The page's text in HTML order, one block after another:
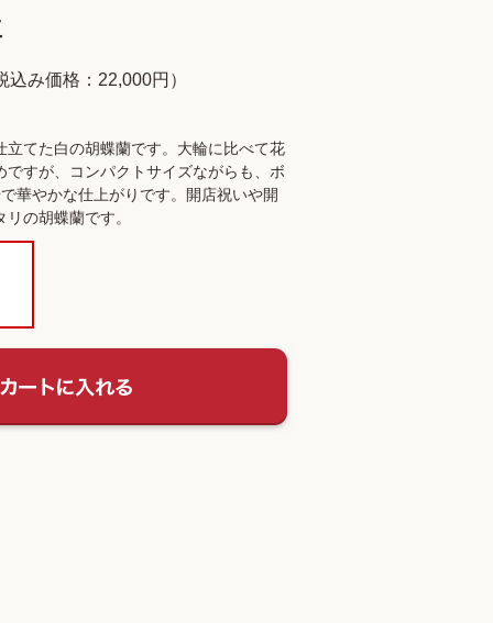
込み価格：22,000円）
立てた白の胡蝶蘭です。大輪に比べて花
すが、コンパクトサイズながらも、ボ
華やかな仕上がりです。開店祝いや開
の胡蝶蘭です。